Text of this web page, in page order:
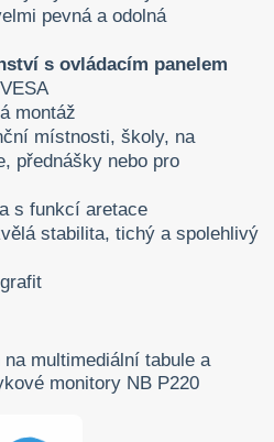
pevná a odolná
s ovládacím panelem
montáž
místnosti, školy, na
přednášky nebo pro
s funkcí aretace
stabilita, tichý a spolehlivý